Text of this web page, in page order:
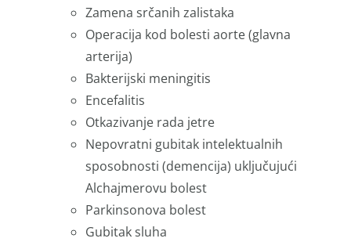
Zamena srčanih zalistaka
Operacija kod bolesti aorte (glavna
arterija)
Bakterijski meningitis
Encefalitis
Otkazivanje rada jetre
Nepovratni gubitak intelektualnih
sposobnosti (demencija) uključujući
Alchajmerovu bolest
Parkinsonova bolest
Gubitak sluha